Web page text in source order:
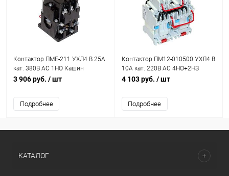
Контактор ПМЕ-211 УХЛ4 В 25А
кат. 380В AC 1НО Кашин
080211100ВВ380000000
3 906 руб. / шт
Подробнее
Контактор ПМ12-010500 УХЛ4 В
10А кат. 220В AC 4НО+2НЗ
Кашин 020500420ВВ220000010
4 103 руб. / шт
Подробнее
КАТАЛОГ